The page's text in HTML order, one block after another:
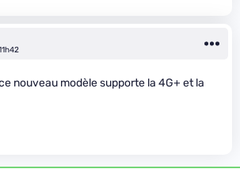
nouveau modèle supporte la 4G+ et la